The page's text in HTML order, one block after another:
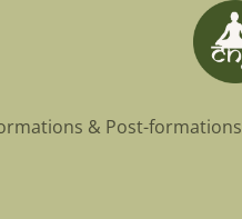
& Post-formations